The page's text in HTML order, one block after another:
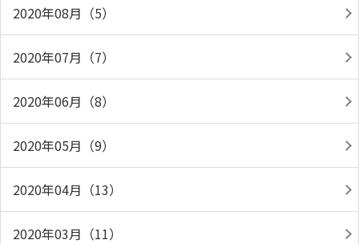
2020年08月（5）
2020年07月（7）
2020年06月（8）
2020年05月（9）
2020年04月（13）
2020年03月（11）